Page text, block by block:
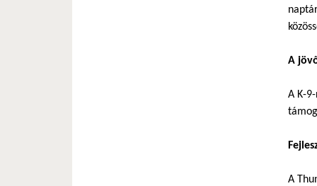
A
A K-
A